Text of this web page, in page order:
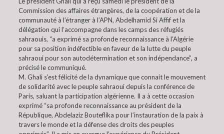
Commission des affaires étrangères, de la coopération et de la
communauté à l’étranger à l’APN, Abdelhamid Si Affif et la
délégation qui l’accompagne dans les camps des réfugiés
sahraouis, “a exprimé sa profonde reconnaissance à l’Algérie
pour sa position indéfectible en faveur de la lutte du peuple
sahraoui pour son autodétermination et son indépendance”, a
précisé le communiqué.
M. Ghali s’est félicité de la dynamique que connait le mouvement
de solidarité avec le peuple sahraoui depuis la conférence de
Paris, saluant la participation algérienne. Il a à cette occasion
exprimé “sa profonde reconnaissance au président de la
République, Abdelaziz Bouteflika pour l’instauration de la paix à
travers le monde et la défense des droits des peuples